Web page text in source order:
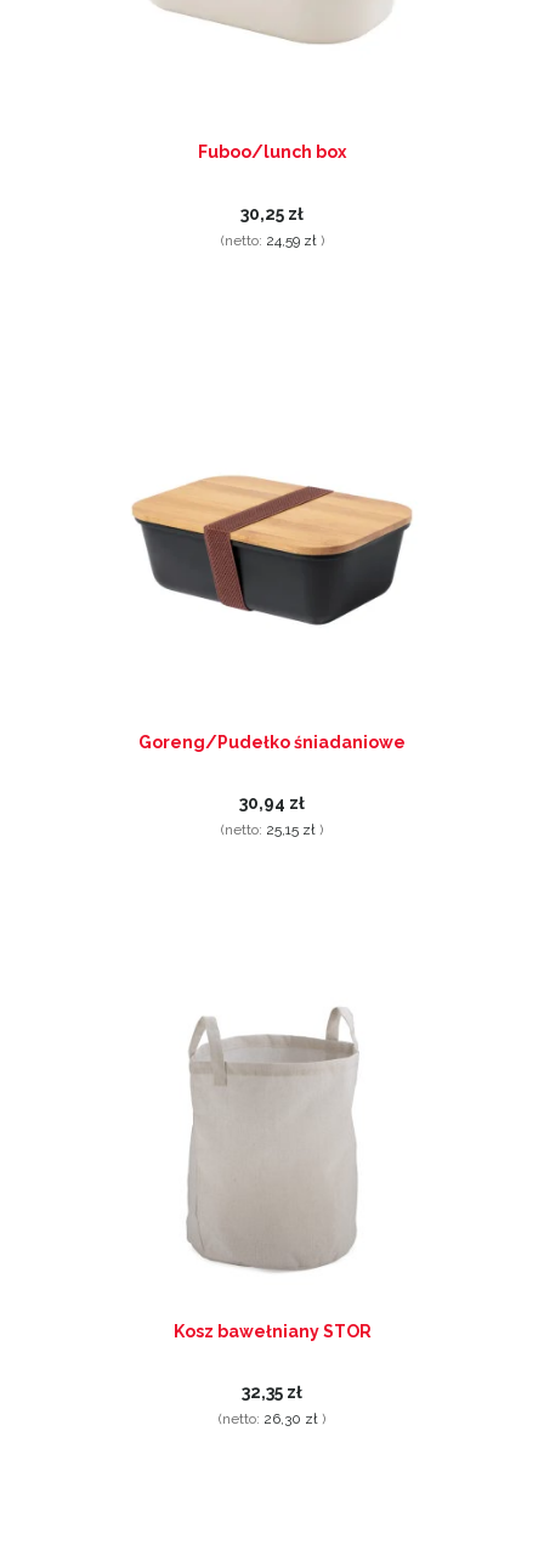
Fuboo/lunch box
30,25 zł
(netto: 24,59 zł)
Goreng/Pudełko śniadaniowe
30,94 zł
(netto: 25,15 zł )
Kosz bawełniany STOR
32,35 zł
(netto: 26,30 zł )